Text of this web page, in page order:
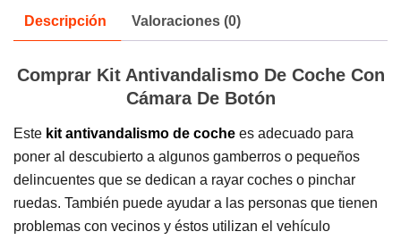
Descripción Valoraciones (0)
Comprar Kit Antivandalismo De Coche Con
Cámara De Botón
Este kit antivandalismo de coche es adecuado para
poner al descubierto a algunos gamberros o pequeños
delincuentes que se dedican a rayar coches o pinchar
ruedas. También puede ayudar a las personas que tienen
problemas con vecinos y éstos utilizan el vehículo